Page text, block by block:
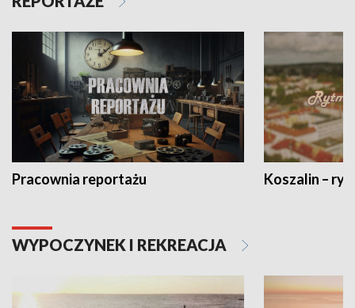
Pracownia reportażu Koszalin –
WYPOCZYNEK I REKREACJA